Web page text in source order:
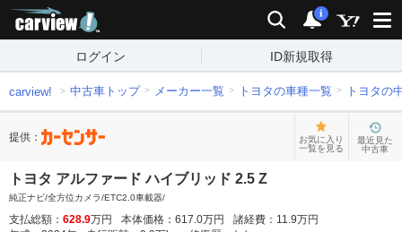
検索 通知
i
ログイン ID新規取得
carview! 中古車トップ メーカー一覧 トヨタの車種一覧 トヨタの
提供：
お気に入り
一覧を見る
最近見た
中古車
トヨタ アルファード ハイブリッド 2.5 Z
純正ナビ/全方位カメラ/ETC2.0車載器/
支払総額： 628.9万円 本体価格： 617.0万円 諸経費： 11.9万円